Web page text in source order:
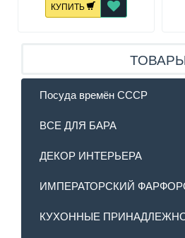
КУПИТЬ
Посуда времён СССР
ВСЕ ДЛЯ БАРА
ДЕКОР ИНТЕРЬЕРА
ИМПЕРАТОРСКИЙ
КУХОННЫЕ